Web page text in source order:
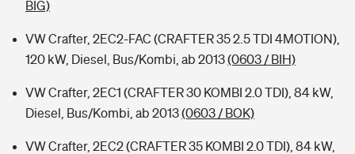
BIG)
VW Crafter, 2EC2-FAC (CRAFTER 35 2.5 TDI 4MOTION),
120 kW, Diesel, Bus/Kombi, ab 2013(0603 / BIH)
VW Crafter, 2EC1 (CRAFTER 30 KOMBI 2.0 TDI), 84 kW,
Diesel, Bus/Kombi, ab 2013(0603 / BOK)
VW Crafter, 2EC2 (CRAFTER 35 KOMBI 2.0 TDI), 84 kW,